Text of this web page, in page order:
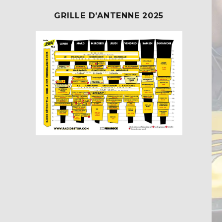
GRILLE D’ANTENNE 2025